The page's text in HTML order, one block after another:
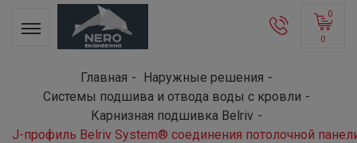
0
0
Главная
Наружные решения
Системы подшива и отвода воды с кровли
Карнизная подшивка Belriv
J-профиль Belriv System® соединения потолочной